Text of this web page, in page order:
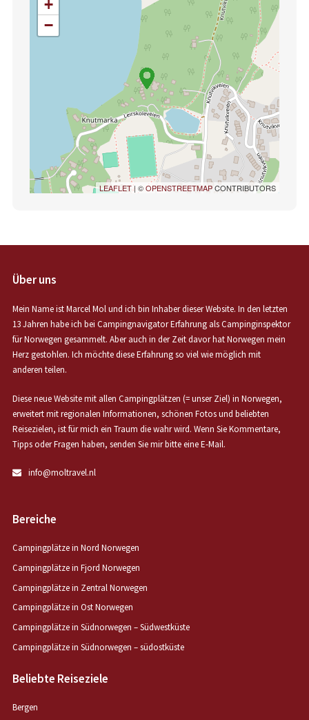
+
−
LEAFLET| ©OPENSTREETMAPCONTRIBUTORS
Über uns
Mein Name ist Marcel Mol und ich bin Inhaber dieser Website. In den letzten
13 Jahren habe ich bei Campingnavigator Erfahrung als Campinginspektor
für Norwegen gesammelt. Aber auch in der Zeit davor hat Norwegen mein
Herz gestohlen. Ich möchte diese Erfahrung so viel wie möglich mit
anderen teilen.
Diese neue Website mit allen Campingplätzen (= unser Ziel) in Norwegen,
erweitert mit regionalen Informationen, schönen Fotos und beliebten
Reisezielen, ist für mich ein Traum die wahr wird. Wenn Sie Kommentare,
Tipps oder Fragen haben, senden Sie mir bitte eine E-Mail.
info@moltravel.nl
Bereiche
Campingplätze in Nord Norwegen
Campingplätze in Fjord Norwegen
Campingplätze in Zentral Norwegen
Campingplätze in Ost Norwegen
Campingplätze in Südnorwegen – Südwestküste
Campingplätze in Südnorwegen – südostküste
Beliebte Reiseziele
Bergen